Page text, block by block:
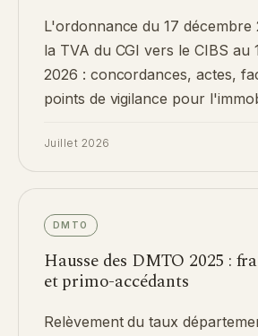
L'ordonnance du 17 décembre
la TVA du CGI vers le CIBS au
2026 : concordances, actes,
points de vigilance pour
Juillet 2026
DMTO
Hausse des DMTO 2025 :
et primo-accédants
Relèvement du taux